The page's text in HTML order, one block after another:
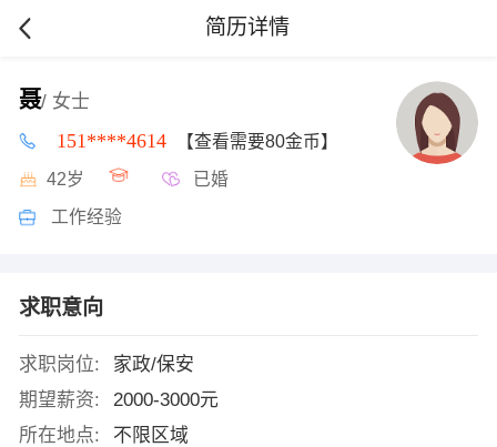
简历详情
聂/ 女士
151****4614 【查看需要80金币】
42岁 已婚
工作经验
求职意向
求职岗位:
家政/保安
期望薪资:
2000-3000元
所在地点:
不限区域